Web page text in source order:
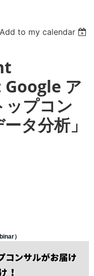
Add to my calendar
ア
プコン
タ分析」
）